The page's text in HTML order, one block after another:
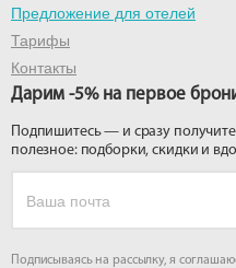
Предложение для отелей
Тарифы
Контакты
Дарим -5% на первое
Подпишитесь — и сразу
полезное: подборки, скидки и
Подписываясь на рассылку, я